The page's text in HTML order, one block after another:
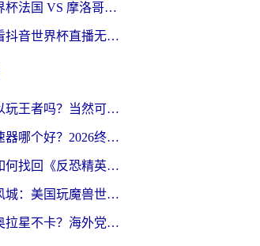
在国外看世界杯法国 VS 摩洛哥仅限中国大陆？别让地域限制拦下你的欢呼
在澳大利亚看抖音世界杯直播无法播放？海外党体育观赛终极指南来了！
身在国外可以玩王者吗？当然可以，但你需要这份“加速”指南
海外游戏加速器哪个好？2026终极指南帮你畅玩国服+解决卡顿难题
身在海外，如何找回《反恐精英：全球攻势》国服的丝滑手感？一份给你的终极指南
从纽约到暴风城：美国玩魔兽世界，如何找到你的最佳网络航线
日本怎么玩奥拉星不卡？海外党国服游戏加速器选择全攻略